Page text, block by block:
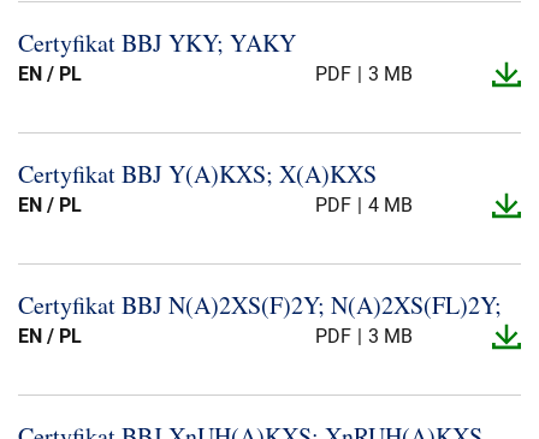
Certyfikat BBJ YKY; YAKY
EN / PL PDF 3 MB
Certyfikat BBJ Y(A)KXS; X(A)KXS
EN / PL PDF 4 MB
Certyfikat BBJ N(A)2XS(F)2Y; N(A)2XS(FL)2Y;
EN / PL PDF 3 MB